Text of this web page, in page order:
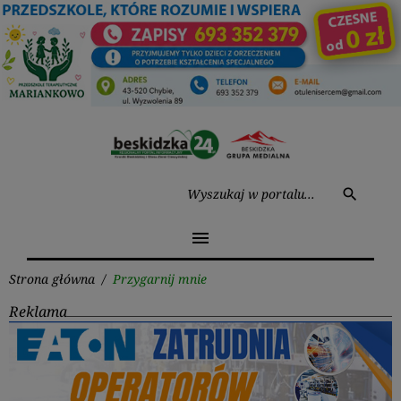
Przejdź
do
treści
search
menu
Strona główna / Przygarnij mnie
Reklama